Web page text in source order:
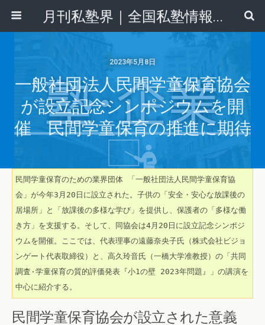
月刊私塾界｜全国私塾情報センター
2023年5月8日
一般社団法人民間学童保育協会
が設立記念シンポジウムを開
催 民間学童保育の推進に期待
民間学童保育のための業界団体 「一般社団法人民間学童保育協
会」が今年3月20日に設立された。子供の「安全・安心な放課後の
居場所」と「放課後の多様な学び」を提供し、保護者の「多様な働
き方」を支援する。そして、同協会は4月20日に設立記念シンポジ
ウムを開催。ここでは、代表理事の遠藤奈央子氏（株式会社ビジョ
ンゲート代表取締役）と、高久玲音氏（一橋大学准教授）の「共同
調査·学童保育の質的評価発表『小1の壁 2023年問題』」の講演を
中心に紹介する。
民間学童保育協会が設立された意義